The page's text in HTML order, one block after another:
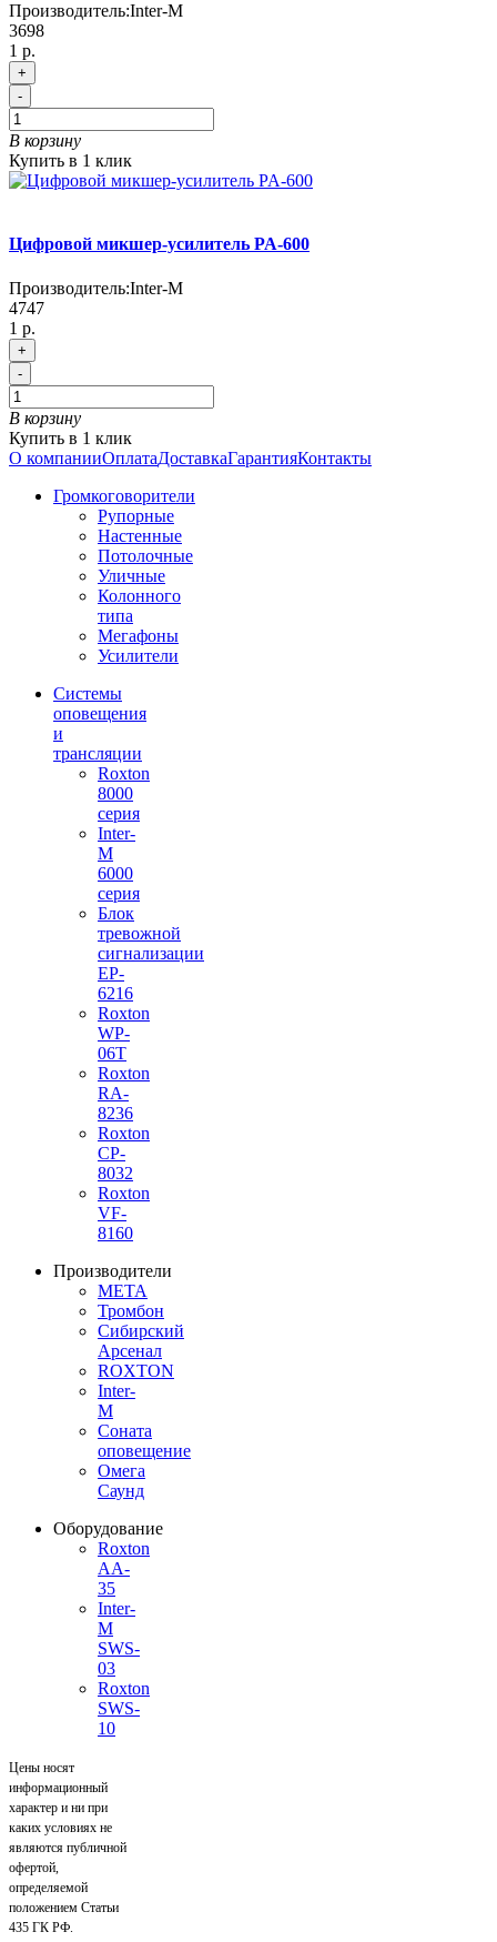
Производитель:Inter-M
3698
1 р.
+
-
В корзину
Купить в 1 клик
Цифровой микшер-усилитель PA-600
Производитель:Inter-M
4747
1 р.
+
-
В корзину
Купить в 1 клик
О компанииОплатаДоставкаГарантияКонтакты
Громкоговорители
Рупорные
Настенные
Потолочные
Уличные
Колонного
типа
Мегафоны
Усилители
Системы
оповещения
и
трансляции
Roxton
8000
серия
Inter-
M
6000
серия
Блок
тревожной
сигнализации
EP-
6216
Roxton
WP-
06T
Roxton
RA-
8236
Roxton
CP-
8032
Roxton
VF-
8160
Производители
МЕТА
Тромбон
Сибирский
Арсенал
ROXTON
Inter-
M
Соната
оповещение
Омега
Саунд
Оборудование
Roxton
AA-
35
Inter-
M
SWS-
03
Roxton
SWS-
10
Цены носят
информационный
характер и ни при
каких условиях не
являются публичной
офертой,
определяемой
положением Статьи
435 ГК РФ.